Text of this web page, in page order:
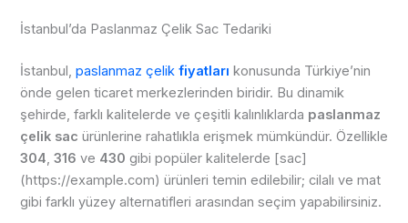
İstanbul’da Paslanmaz Çelik Sac Tedariki
İstanbul, paslanmaz çelik fiyatları konusunda Türkiye’nin
önde gelen ticaret merkezlerinden biridir. Bu dinamik
şehirde, farklı kalitelerde ve çeşitli kalınlıklarda paslanmaz
çelik sac ürünlerine rahatlıkla erişmek mümkündür. Özellikle
304, 316 ve 430 gibi popüler kalitelerde [sac]
(https://example.com) ürünleri temin edilebilir; cilalı ve mat
gibi farklı yüzey alternatifleri arasından seçim yapabilirsiniz.